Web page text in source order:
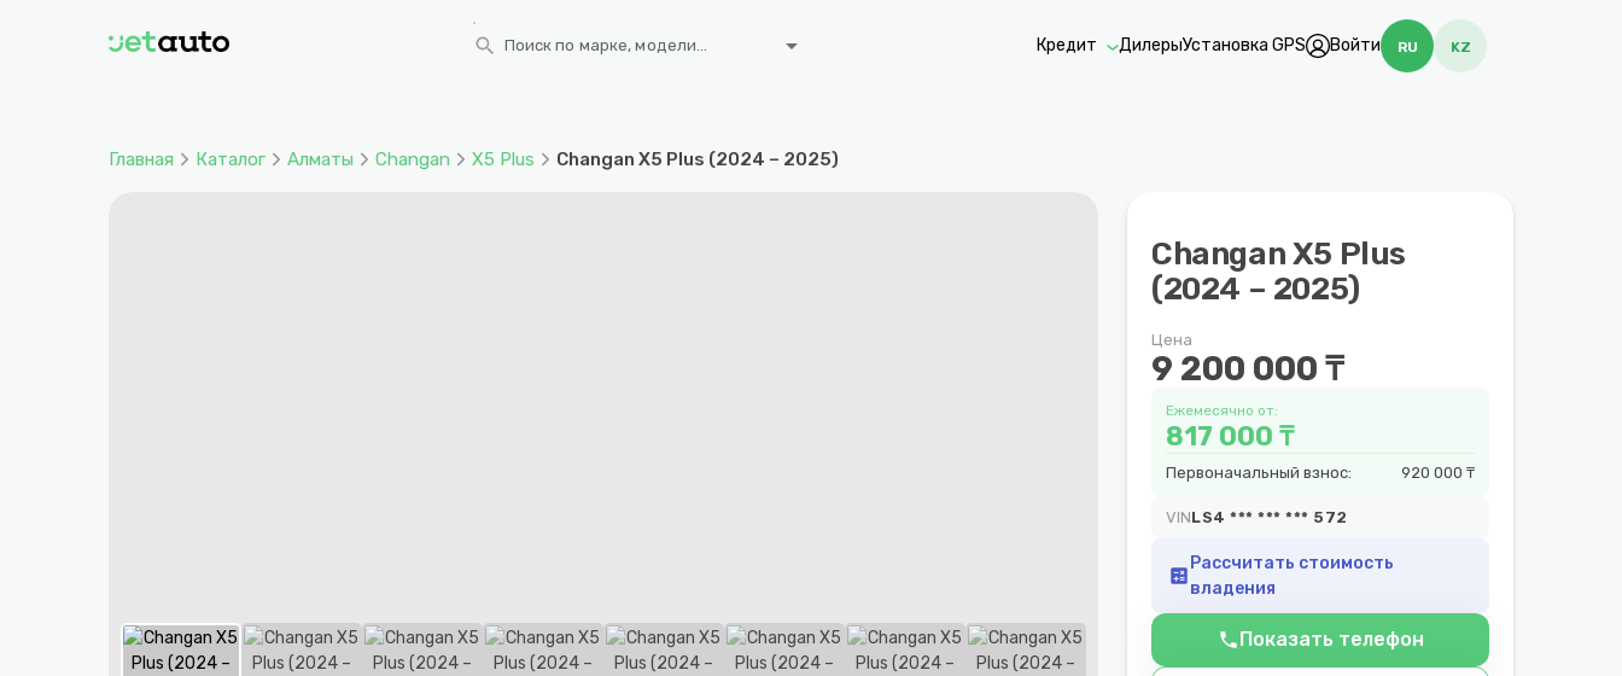
search Поиск по марке, модели... arrow_drop_down Кредит ДилерыУстановка GPS Войти RU KZ
Главная Каталог Алматы Changan X5 Plus Changan X5 Plus (2024 – 2025)
Changan X5 Plus
(2024 – 2025)
Цена
9 200 000 ₸
Ежемесячно от:
817 000 ₸
Первоначальный взнос: 920 000 ₸
VINLS4 *** *** *** 572
calculate
Рассчитать стоимость
владения
phone Показать телефон